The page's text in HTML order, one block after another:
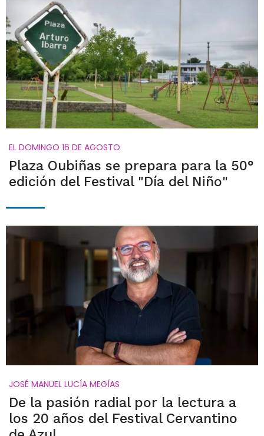
EL DOMINGO 16 DE AGOSTO
Plaza Oubiñas se prepara para la 50°
edición del Festival "Día del Niño"
JOSÉ MANUEL LUCÍA MEGÍAS
De la pasión radial por la lectura a
los 20 años del Festival Cervantino